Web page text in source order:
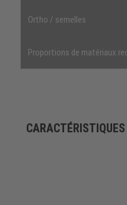
Ortho / semelles
Proportions de matériaux